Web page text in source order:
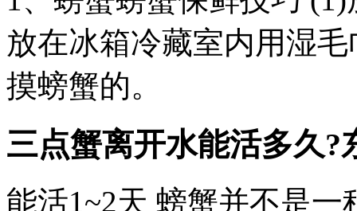
放在冰箱冷藏室内用湿
摸螃蟹的。
三点蟹离开水能活多久?
能活1~2天 螃蟹并不是